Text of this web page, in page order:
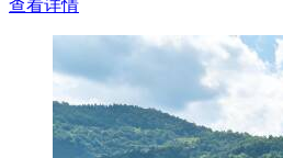
查看详情